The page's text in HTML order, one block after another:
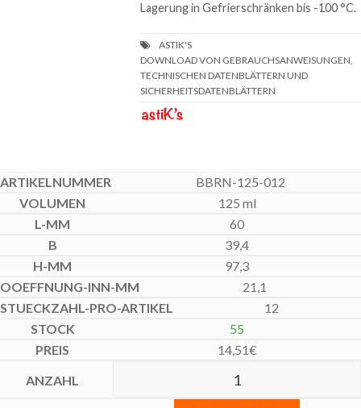
Lagerung in Gefrierschränken bis -100 °C.
DOWNLOAD VON GEBRAUCHSANWEISUNGEN,
TECHNISCHEN DATENBLÄTTERN UND
SICHERHEITSDATENBLÄTTERN
BBRN-125-012
125 ml
60
39,4
97,3
21,1
12
55
14,51€